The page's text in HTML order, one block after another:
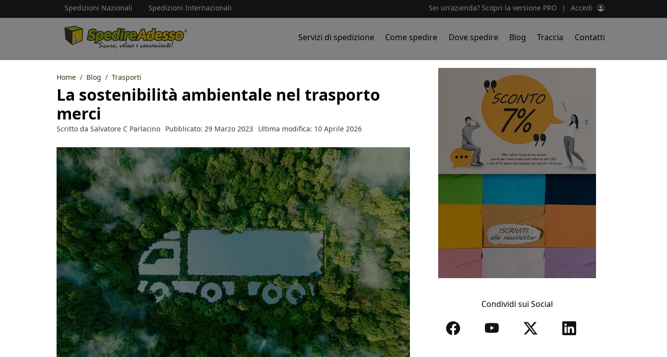
Spedizioni Nazionali Spedizioni Internazionali Sei un'azienda? Scopri la versione PRO | Accedi
Servizi di spedizione Come spedire Dove spedire Blog Traccia Contatti
Home Blog Trasporti
La sostenibilità ambientale nel trasporto
merci
Scritto da Salvatore C Parlacino Pubblicato: 29 Marzo 2023 Ultima modifica: 10 Aprile 2026
Condividi sui Social